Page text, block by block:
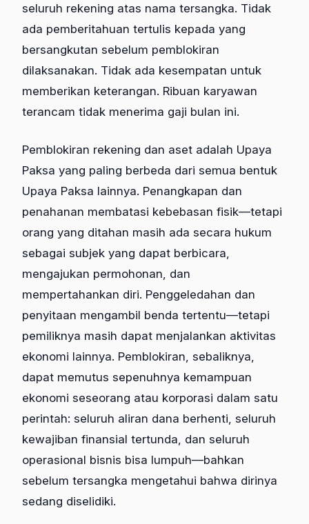
seluruh rekening atas nama tersangka. Tidak
ada pemberitahuan tertulis kepada yang
bersangkutan sebelum pemblokiran
dilaksanakan. Tidak ada kesempatan untuk
memberikan keterangan. Ribuan karyawan
terancam tidak menerima gaji bulan ini.
Pemblokiran rekening dan aset adalah Upaya
Paksa yang paling berbeda dari semua bentuk
Upaya Paksa lainnya. Penangkapan dan
penahanan membatasi kebebasan fisik—tetapi
orang yang ditahan masih ada secara hukum
sebagai subjek yang dapat berbicara,
mengajukan permohonan, dan
mempertahankan diri. Penggeledahan dan
penyitaan mengambil benda tertentu—tetapi
pemiliknya masih dapat menjalankan aktivitas
ekonomi lainnya. Pemblokiran, sebaliknya,
dapat memutus sepenuhnya kemampuan
ekonomi seseorang atau korporasi dalam satu
perintah: seluruh aliran dana berhenti, seluruh
kewajiban finansial tertunda, dan seluruh
operasional bisnis bisa lumpuh—bahkan
sebelum tersangka mengetahui bahwa dirinya
sedang diselidiki.